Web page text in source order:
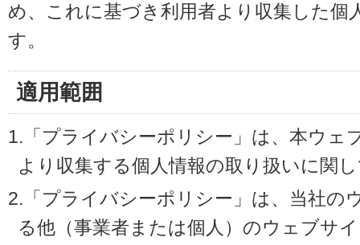
め、これに基づき利用者より収集した個
す。
適用範囲
1.「プライバシーポリシー」は、本ウェ
より収集する個人情報の取り扱いに関
2.「プライバシーポリシー」は、当社の
る他（事業者または個人）のウェブサ